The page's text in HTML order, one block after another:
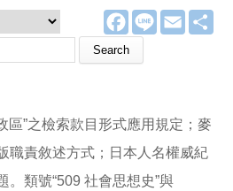
F
a
e
k
L
E
m
區”之檢索款目形式應用規定；麥
職責敘述方式；日本人名權威紀
。類號“509 社會思想史”與